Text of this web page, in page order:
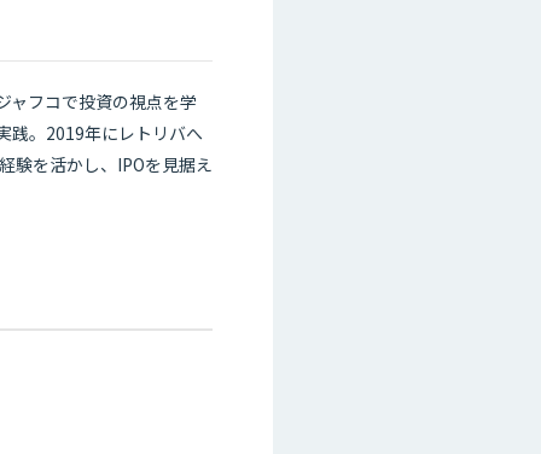
ャフコで投資の視点を学
践。2019年にレトリバへ
験を活かし、IPOを見据え